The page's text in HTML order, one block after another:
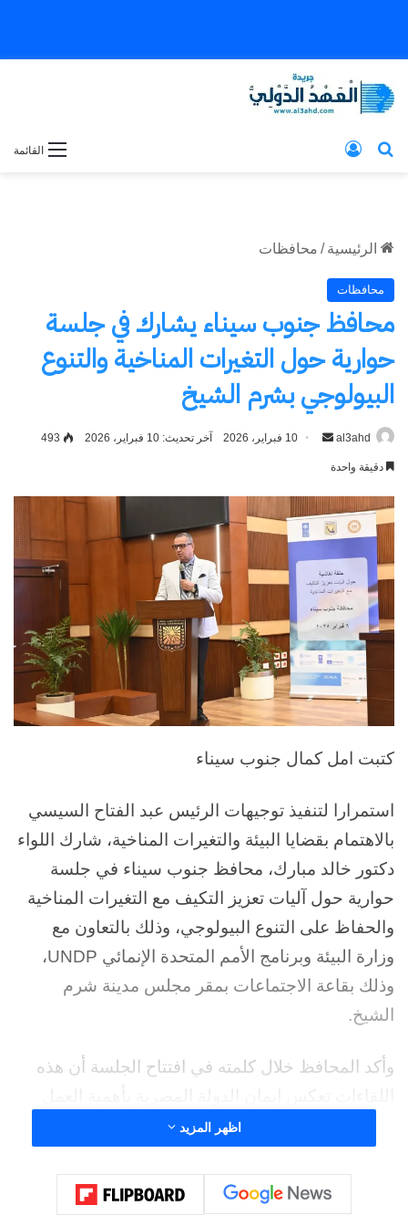
القائمة بحث عن
الرئيسية / محافظات
محافظات
محافظ جنوب سيناء يشارك في جلسة
حوارية حول التغيرات المناخية والتنوع
البيولوجي بشرم الشيخ
al3ahd
أرسل10 فبراير، 2026 آخر تحديث: 10 فبراير، 2026 493
دقيقة واحدة
كتبت امل كمال جنوب سيناء
استمرارا لتنفيذ توجيهات الرئيس عبد الفتاح السيسي
بالاهتمام بقضايا البيئة والتغيرات المناخية، شارك اللواء
دكتور خالد مبارك، محافظ جنوب سيناء في جلسة
حوارية حول آليات تعزيز التكيف مع التغيرات المناخية
والحفاظ على التنوع البيولوجي، وذلك بالتعاون مع
وزارة البيئة وبرنامج الأمم المتحدة الإنمائي UNDP،
وذلك بقاعة الاجتماعات بمقر مجلس مدينة شرم
الشيخ.
وأكد المحافظ خلال كلمته في افتتاح الجلسة أن هذه
التشاركي في مواجهة التحديات البيئية، مشيرًا إلى أن
ومنصة حقيقية لتبادل الرؤى والخبرات، في ظل ما
يشهده العالم من تحديات بيئية متسارعة، وعلى رأسها
اظهر المزيد